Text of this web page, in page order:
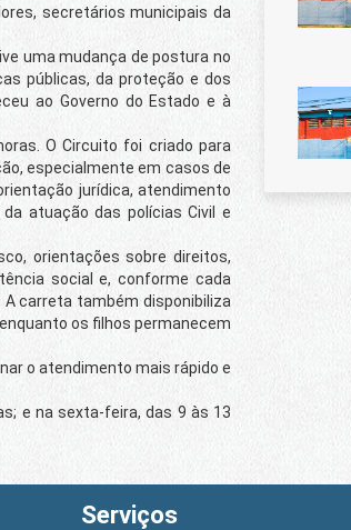
secretários municipais da
uma mudança de postura no
públicas, da proteção e dos
ao Governo do Estado e à
O Circuito foi criado para
especialmente em casos de
jurídica, atendimento
atuação das polícias Civil e
orientações sobre direitos,
social e, conforme cada
carreta também disponibiliza
os filhos permanecem
o atendimento mais rápido e
e na sexta-feira, das 9 às 13
Serviços